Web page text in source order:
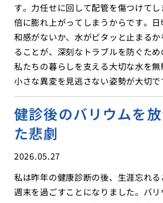
す。力任せに回して配管を傷つけて
倍に膨れ上がってしまうからです。
和感がないか、水がピタッと止まる
ることが、深刻なトラブルを防ぐため
私たちの暮らしを支える大切な水を無
小さな異変を見逃さない姿勢が大切で
健診後のバリウムを
た悲劇
2026.05.27
私は昨年の健康診断の後、生涯忘れ
週末を過ごすことになりました。バ